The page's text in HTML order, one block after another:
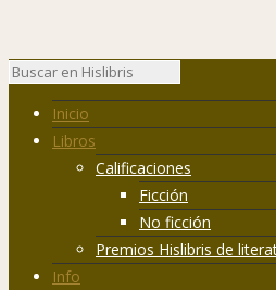
Inicio
Libros
Calificaciones
Ficción
No ficción
Premios Hislibris de
Info